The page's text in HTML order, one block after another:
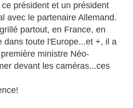
président et un président
avec le partenaire Allemand.
partout, en France, en
dans toute l'Europe...et +, il a
ministre Néo-
devant les caméras...ces